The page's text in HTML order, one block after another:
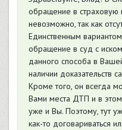
обращение в
невозможно, так как
Единственным
обращение в суд с
данного способа в
наличии доказательств
Кроме того, он всегда
Вами места ДТП и в
уже и Вы. Поэтому, тут
как-то договариваться